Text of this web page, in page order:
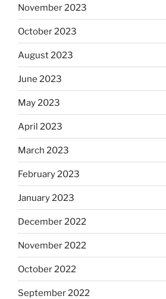
November 2023
October 2023
August 2023
June 2023
May 2023
April 2023
March 2023
February 2023
January 2023
December 2022
November 2022
October 2022
September 2022